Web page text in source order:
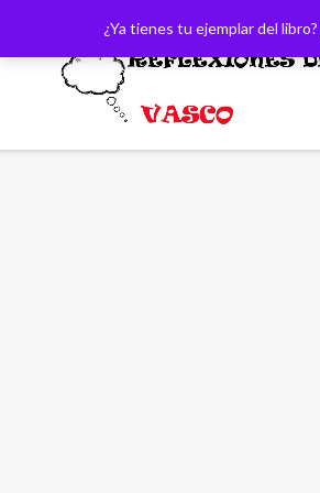
¿Ya tienes tu ejemplar del libro?
contenido